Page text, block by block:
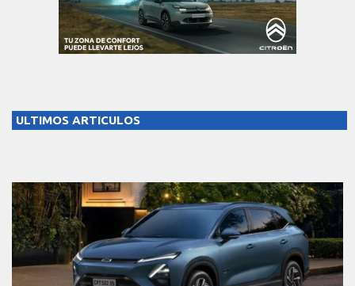
ULTIMOS ARTICULOS